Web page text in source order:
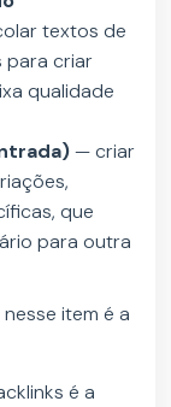
textos de
para criar
qualidade
— criar
que
para outra
item é a
é a